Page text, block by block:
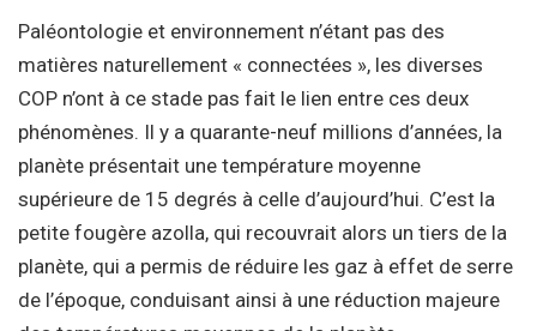
Paléontologie et environnement n’étant pas des
matières naturellement « connectées », les diverses
COP n’ont à ce stade pas fait le lien entre ces deux
phénomènes. Il y a quarante-neuf millions d’années, la
planète présentait une température moyenne
supérieure de 15 degrés à celle d’aujourd’hui. C’est la
petite fougère azolla, qui recouvrait alors un tiers de la
planète, qui a permis de réduire les gaz à effet de serre
de l’époque, conduisant ainsi à une réduction majeure